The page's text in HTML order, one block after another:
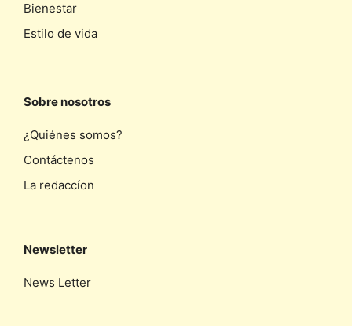
Bienestar
Estilo de vida
Sobre nosotros
¿Quiénes somos?
Contáctenos
La redaccíon
Newsletter
News Letter